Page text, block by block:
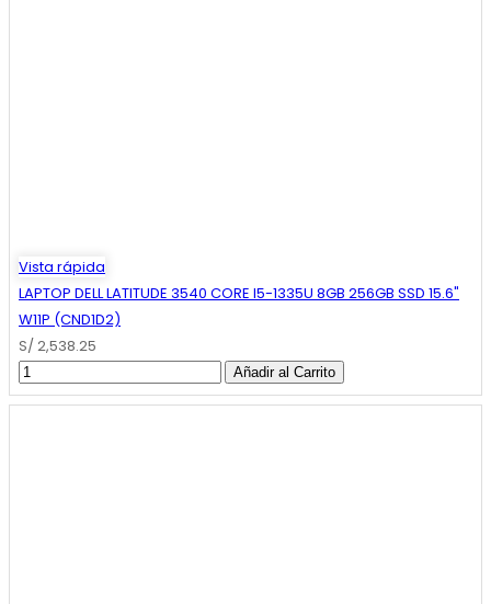
Vista rápida
LAPTOP DELL LATITUDE 3540 CORE I5-1335U 8GB 256GB SSD 15.6"
W11P (CND1D2)
S/ 2,538.25
Añadir al Carrito